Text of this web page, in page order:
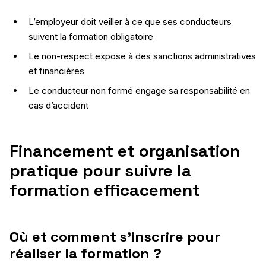
L’employeur doit veiller à ce que ses conducteurs
suivent la formation obligatoire
Le non-respect expose à des sanctions administratives
et financières
Le conducteur non formé engage sa responsabilité en
cas d’accident
Financement et organisation
pratique pour suivre la
formation efficacement
Où et comment s’inscrire pour
réaliser la formation ?